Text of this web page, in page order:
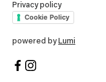
Privacy policy
Cookie Policy
powered by Lumi